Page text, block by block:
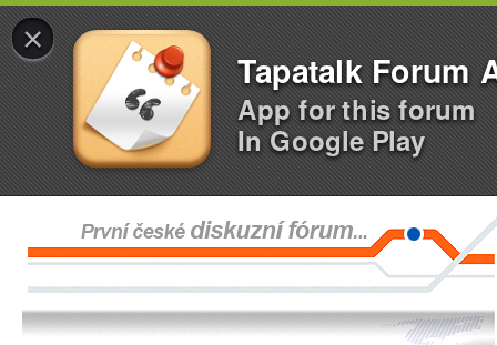
×
Tapatalk Forum
App for this forum
In Google Play